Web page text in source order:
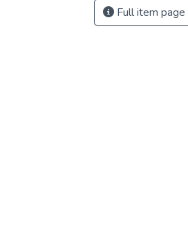
Full item page